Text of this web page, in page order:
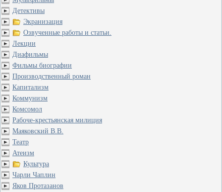
Детективы
Экранизация
Озвученные работы и статьи.
Лекции
Диафильмы
Фильмы биографии
Производственный роман
Капитализм
Коммунизм
Комсомол
Рабоче-крестьянская милиция
Маяковский В.В.
Театр
Атеизм
Культура
Чарли Чаплин
Яков Протазанов